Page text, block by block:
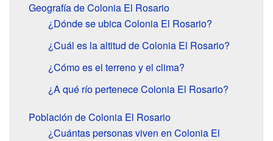
Geografía de Colonia El Rosario
¿Dónde se ubica Colonia El Rosario?
¿Cuál es la altitud de Colonia El Rosario?
¿Cómo es el terreno y el clima?
¿A qué río pertenece Colonia El Rosario?
Población de Colonia El Rosario
¿Cuántas personas viven en Colonia El